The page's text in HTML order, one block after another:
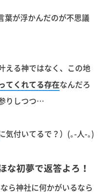
葉が浮かんだのが不思議
える神ではなく、この地
てくれてる存在なんだろ
りしつつ…
気付いてるで？）(｡-人-｡)
な初夢で返答よろ！
ら神社に何かがいるなら